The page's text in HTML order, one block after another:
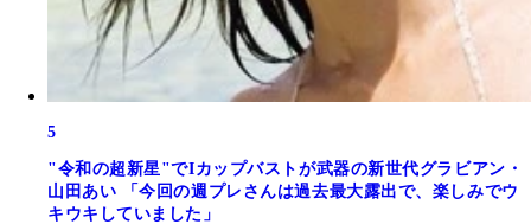
5
"令和の超新星"でIカップバストが武器の新世代グラビアン・
山田あい 「今回の週プレさんは過去最大露出で、楽しみでウ
キウキしていました」